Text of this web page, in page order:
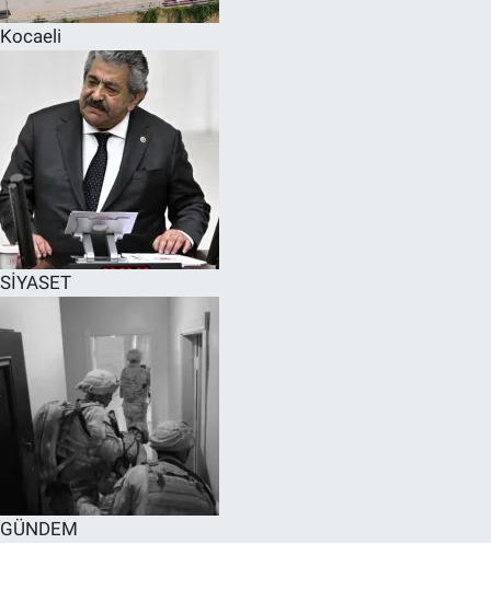
Kocaeli
SİYASET
GÜNDEM